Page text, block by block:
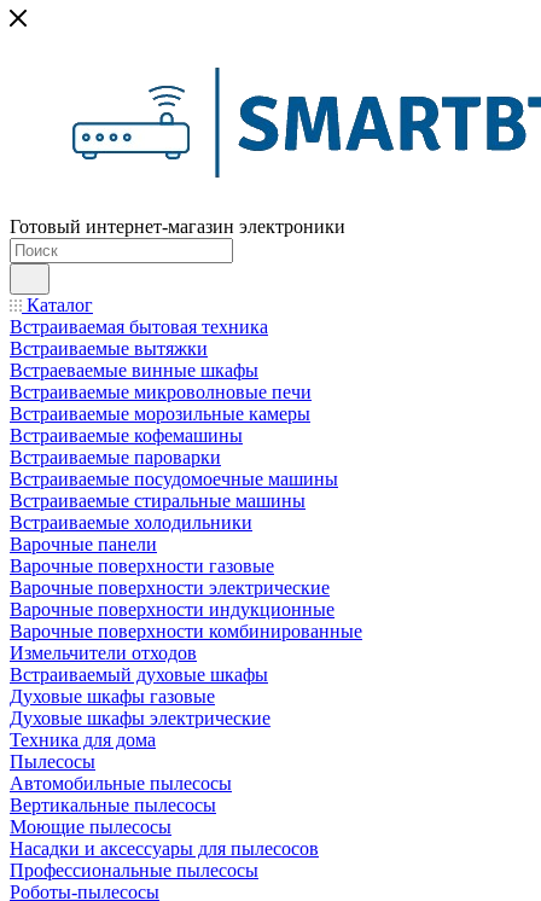
Готовый интернет-магазин электроники
Каталог
Встраиваемая бытовая техника
Встраиваемые вытяжки
Встраеваемые винные шкафы
Встраиваемые микроволновые печи
Встраиваемые морозильные камеры
Встраиваемые кофемашины
Встраиваемые пароварки
Встраиваемые посудомоечные машины
Встраиваемые стиральные машины
Встраиваемые холодильники
Варочные панели
Варочные поверхности газовые
Варочные поверхности электрические
Варочные поверхности индукционные
Варочные поверхности комбинированные
Измельчители отходов
Встраиваемый духовые шкафы
Духовые шкафы газовые
Духовые шкафы электрические
Техника для дома
Пылесосы
Автомобильные пылесосы
Вертикальные пылесосы
Моющие пылесосы
Насадки и аксессуары для пылесосов
Профессиональные пылесосы
Роботы-пылесосы